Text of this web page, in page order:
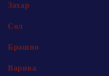
Захар
Сол
Брашно
Варива